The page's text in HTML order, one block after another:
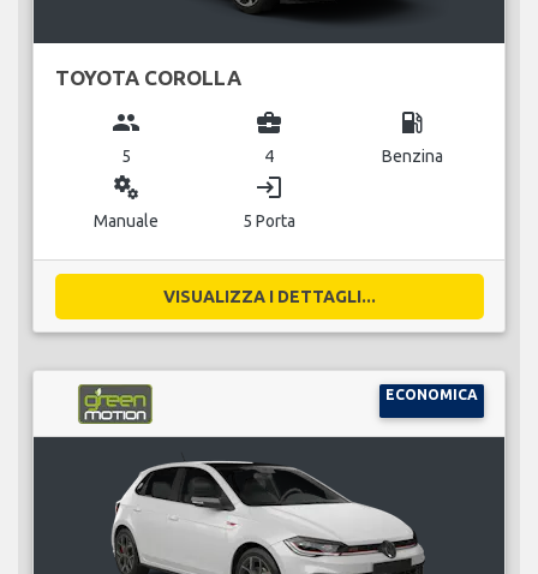
TOYOTA COROLLA
group
5
business_center
4
local_gas_station
Benzina
miscellaneous_services
Manuale
login
5 Porta
VISUALIZZA I DETTAGLI...
ECONOMICA